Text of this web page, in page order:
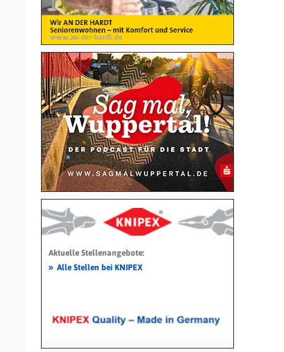
Aktuelle Stellenangebote:
» Alle Stellen bei KNIPEX